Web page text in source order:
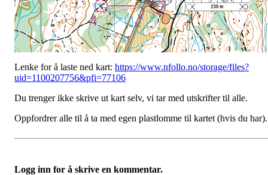
Lenke for å laste ned kart: https://www.nfollo.no/storage/files?
uid=1100207756&pfi=77106
Du trenger ikke skrive ut kart selv, vi tar med utskrifter til alle.
Oppfordrer alle til å ta med egen plastlomme til kartet (hvis du har).
Logg inn for å skrive en kommentar.